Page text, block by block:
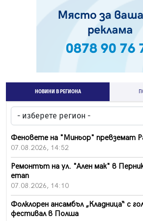
НОВИНИ В РЕГИОНА
Феновете на "Миньор" превземат
07.08.2026, 14:52
Ремонтът на ул. "Ален мак" в
етап
07.08.2026, 14:10
Фолклорен ансамбъл „Кладница“ с
фестивал в Полша